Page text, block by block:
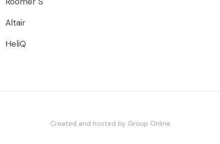
Altair
HeliQ
Created and hosted by Group Online